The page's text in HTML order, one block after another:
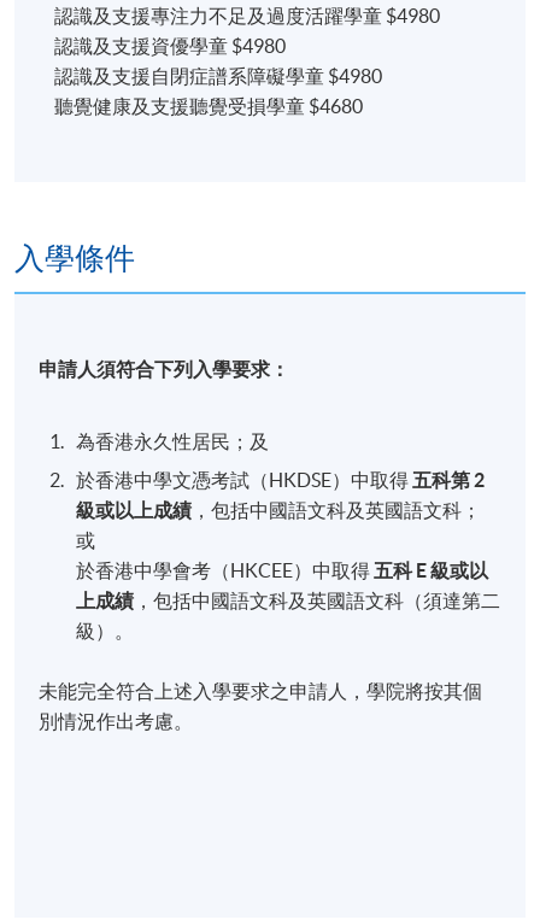
認識及支援專注力不足及過度活躍學童 $4980
認識及支援資優學童 $4980
認識及支援自閉症譜系障礙學童 $4980
聽覺健康及支援聽覺受損學童 $4680
入學條件
申請人須符合下列入學要求：
為香港永久性居民；及
於香港中學文憑考試（HKDSE）中取得 五科第 2
級或以上成績 ，包括中國語文科及英國語文科；
或
於香港中學會考（HKCEE）中取得 五科 E 級或以
上成績 ，包括中國語文科及英國語文科（須達第二
級）。
未能完全符合上述入學要求之申請人，學院將按其個
別情況作出考慮。